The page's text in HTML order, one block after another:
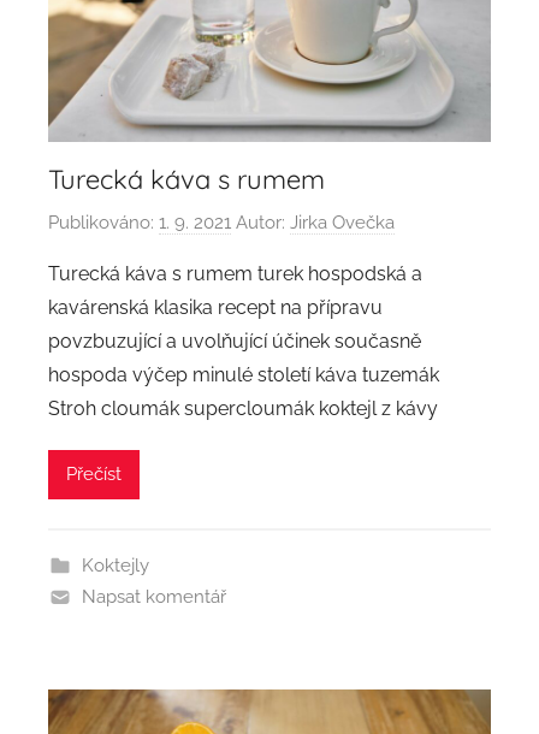
Turecká káva s rumem
Publikováno: 1. 9. 2021 Autor: Jirka Ovečka
Turecká káva s rumem turek hospodská a
kavárenská klasika recept na přípravu
povzbuzující a uvolňující účinek současně
hospoda výčep minulé století káva tuzemák
Stroh cloumák supercloumák koktejl z kávy
Přečíst
Koktejly
Napsat komentář